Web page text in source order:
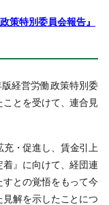
策特別委員会報告』
経営労働政策特別委
ことを受けて、連合見
充・促進し、賃金引上
』に向けて、経団連
との覚悟をもって今
解を示したことにつ